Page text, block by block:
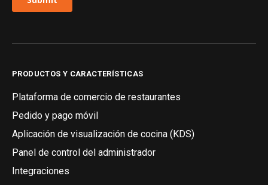
PRODUCTOS Y CARACTERÍSTICAS
Plataforma de comercio de restaurantes
Pedido y pago móvil
Aplicación de visualización de cocina (KDS)
Panel de control del administrador
Integraciones